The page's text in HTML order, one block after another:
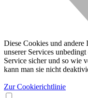
Diese Cookies und
unserer Services
Service sicher und so wie
kann man sie nicht
Zur Cookierichtlinie